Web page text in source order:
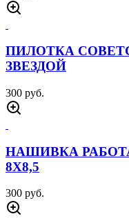
ПИЛОТКА
ЗВЕЗДОЙ
300 руб.
НАШИВКА
8Х8,5
300 руб.